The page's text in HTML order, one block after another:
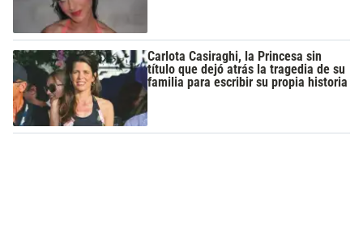
Carlota Casiraghi, la Princesa sin
título que dejó atrás la tragedia de su
familia para escribir su propia historia